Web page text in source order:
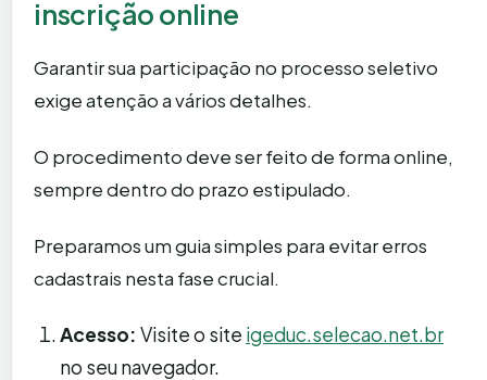
inscrição online
Garantir sua participação no processo seletivo
exige atenção a vários detalhes.
O procedimento deve ser feito de forma online,
sempre dentro do prazo estipulado.
Preparamos um guia simples para evitar erros
cadastrais nesta fase crucial.
Acesso: Visite o site igeduc.selecao.net.br
no seu navegador.